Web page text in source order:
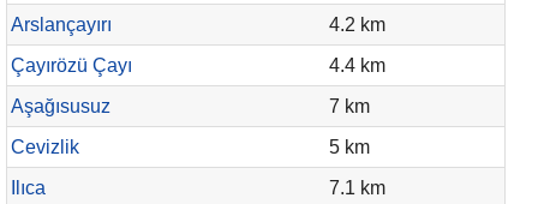
Arslançayırı
4.2 km
Çayırözü Çayı
4.4 km
Aşağısusuz
7 km
Cevizlik
5 km
Ilıca
7.1 km